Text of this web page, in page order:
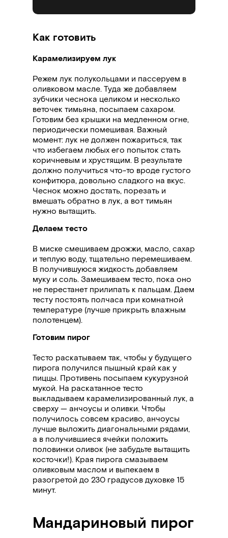
Как готовить
Карамелизируем лук
Режем лук полукольцами и пассеруем в
оливковом масле. Туда же добавляем
зубчики чеснока целиком и несколько
веточек тимьяна, посыпаем сахаром.
Готовим без крышки на медленном огне,
периодически помешивая. Важный
момент: лук не должен пожариться, так
что избегаем любых его попыток стать
коричневым и хрустящим. В результате
должно получиться что-то вроде густого
конфитюра, довольно сладкого на вкус.
Чеснок можно достать, порезать и
вмешать обратно в лук, а вот тимьян
нужно вытащить.
Делаем тесто
В миске смешиваем дрожжи, масло, сахар
и теплую воду, тщательно перемешиваем.
В получившуюся жидкость добавляем
муку и соль. Замешиваем тесто, пока оно
не перестанет прилипать к пальцам. Даем
тесту постоять полчаса при комнатной
температуре (лучше прикрыть влажным
полотенцем).
Готовим пирог
Тесто раскатываем так, чтобы у будущего
пирога получился пышный край как у
пиццы. Противень посыпаем кукурузной
мукой. На раскатанное тесто
выкладываем карамелизированный лук, а
сверху — анчоусы и оливки. Чтобы
получилось совсем красиво, анчоусы
лучше выложить диагональными рядами,
а в получившиеся ячейки положить
половинки оливок (не забудьте вытащить
косточки!). Края пирога смазываем
оливковым маслом и выпекаем в
разогретой до 230 градусов духовке 15
минут.
Мандариновый пирог